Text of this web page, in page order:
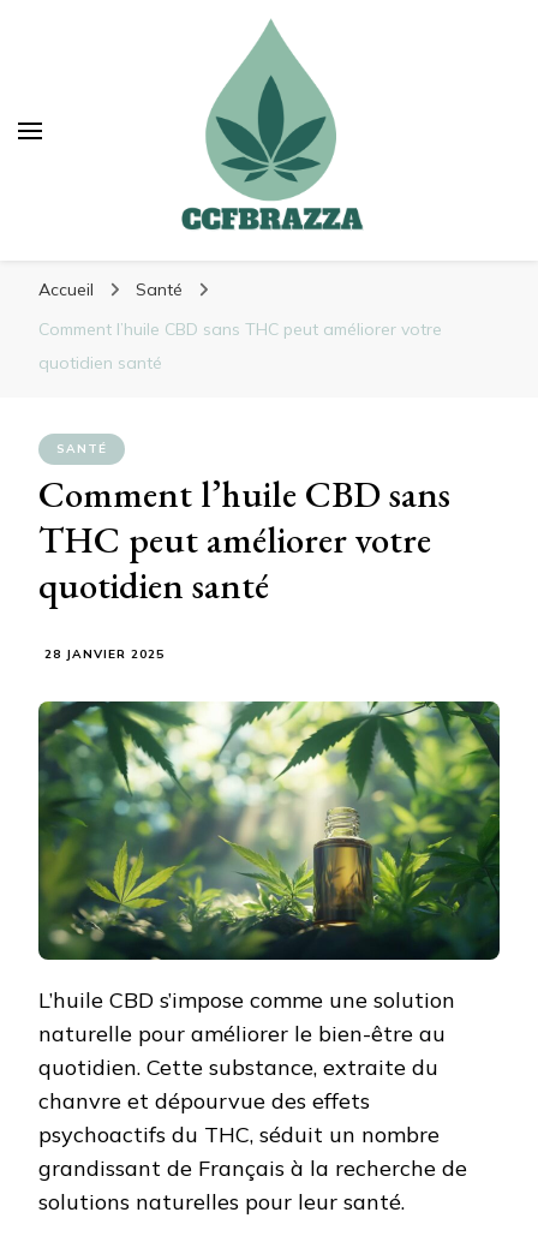
Accueil
Santé
Comment l’huile CBD sans THC peut améliorer votre
quotidien santé
SANTÉ
Comment l’huile CBD sans
THC peut améliorer votre
quotidien santé
28 JANVIER 2025
L’huile CBD s’impose comme une solution
naturelle pour améliorer le bien-être au
quotidien. Cette substance, extraite du
chanvre et dépourvue des effets
psychoactifs du THC, séduit un nombre
grandissant de Français à la recherche de
solutions naturelles pour leur santé.